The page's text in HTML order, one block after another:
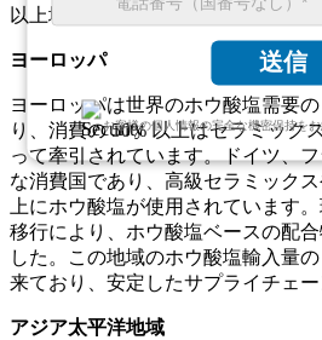
送信
お客様の個人情報の完全な機密保持を
以上増加しています。
ヨーロッパ
ヨーロッパは世界のホウ酸塩需要
り、消費の 50% 以上はセラミック
って牽引されています。ドイツ、
な消費国であり、高級セラミック
上にホウ酸塩が使用されています
移行により、ホウ酸塩ベースの配合
した。この地域のホウ酸塩輸入量
来ており、安定したサプライチェー
アジア太平洋地域